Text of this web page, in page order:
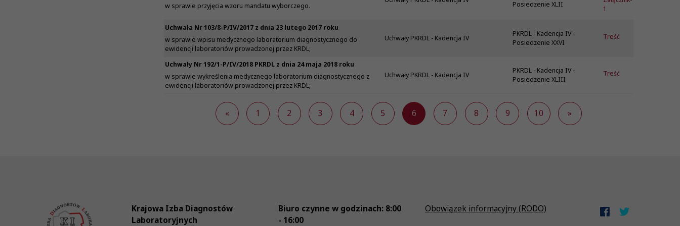
w sprawie przyjęcia wzoru mandatu wyborczego.
Posiedzenie XLII
1
Uchwała Nr 103/8-P/IV/2017 z dnia 23 lutego 2017 roku
w sprawie wpisu medycznego laboratorium diagnostycznego do
ewidencji laboratoriów prowadzonej przez KRDL;
Uchwały PKRDL - Kadencja IV
PKRDL - Kadencja IV -
Posiedzenie XXVI
Treść
Uchwały Nr 192/1-P/IV/2018 PKRDL z dnia 24 maja 2018 roku
w sprawie wykreślenia medycznego laboratorium diagnostycznego z
ewidencji laboratoriów prowadzonej przez KRDL;
Uchwały PKRDL - Kadencja IV
PKRDL - Kadencja IV -
Posiedzenie XLIII
Treść
« 1 2 3 4 5 6 7 8 9 10 »
Krajowa Izba Diagnostów
Laboratoryjnych
Biuro czynne w godzinach: 8:00
- 16:00
Obowiązek informacyjny (RODO)